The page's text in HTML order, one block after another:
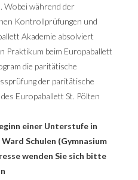
Wobei während der
Kontrollprüfungen und
Akademie absolviert
Praktikum beim Europaballett
die paritätische
der paritätische
Europaballett St. Pölten
einer Unterstufe in
Schulen (Gymnasium
wenden Sie sich bitte